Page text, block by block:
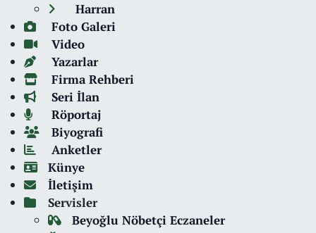
Harran
Foto Galeri
Video
Yazarlar
Firma Rehberi
Seri İlan
Röportaj
Biyografi
Anketler
Künye
İletişim
Servisler
Beyoğlu Nöbetçi Eczaneler